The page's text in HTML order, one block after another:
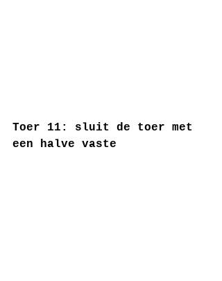
Toer 11: sluit de toer met
een halve vaste